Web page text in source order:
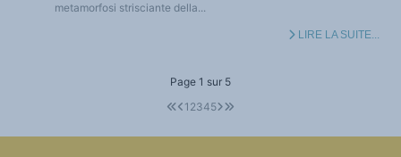
metamorfosi strisciante della...
LIRE LA SUITE...
Page 1 sur 5
1 2345